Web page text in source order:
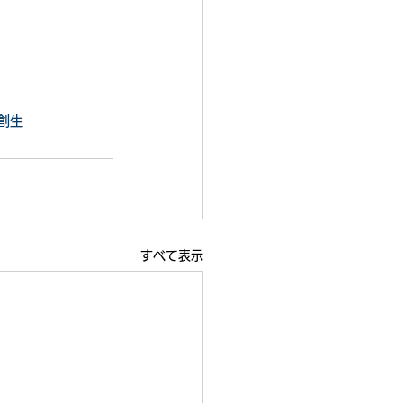
生
すべて表示